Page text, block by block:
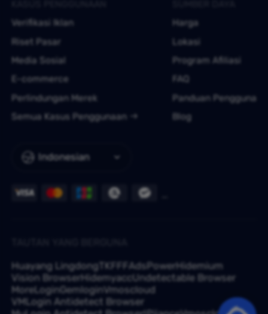
Indonesian
Verifikasi Iklan
Riset Pasar
Media Sosial
E-commerce
Perlindungan Merek
Semua Kasus Penggunaan
Harga
Lokasi
Program Afiliasi
FAQ
Panduan Pengguna
Blog
Huayang Lingdong TKFFF AdsPowerHidemium
Vision BrowserHidemyaccUndetectable Browser
MoreLoginGemlogin Vmoscloud
VMLogin Antidetect Browser